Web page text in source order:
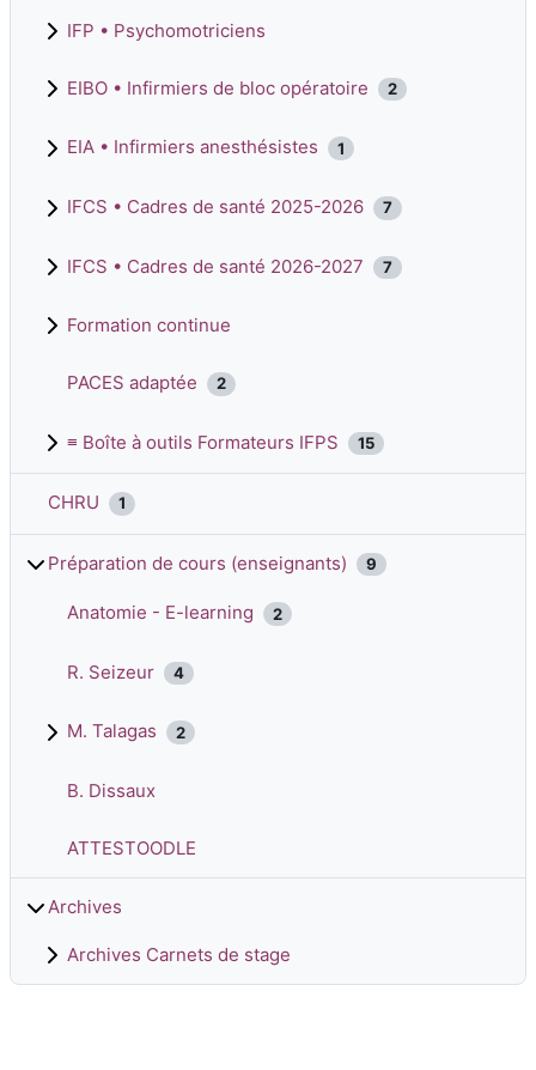
IFP • Psychomotriciens
EIBO • Infirmiers de bloc opératoire 2
EIA • Infirmiers anesthésistes 1
IFCS • Cadres de santé 2025-2026 7
IFCS • Cadres de santé 2026-2027 7
Formation continue
PACES adaptée 2
≡ Boîte à outils Formateurs IFPS 15
CHRU 1
Préparation de cours (enseignants) 9
Anatomie - E-learning 2
R. Seizeur 4
M. Talagas 2
B. Dissaux
ATTESTOODLE
Archives
Archives Carnets de stage